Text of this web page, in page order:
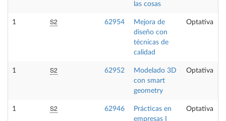
las cosas
1 S2 62954
Mejora de
diseño con
técnicas de
calidad
Optativa
1 S2 62952
Modelado 3D
con smart
geometry
Optativa
1 S2 62946
Prácticas en
empresas I
Optativa